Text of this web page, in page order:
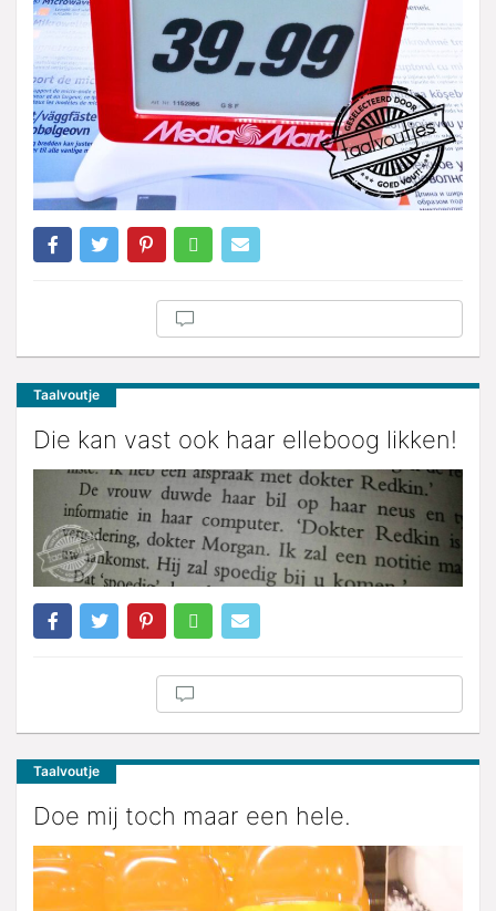
Taalvoutje
Die kan vast ook haar elleboog likken!
Taalvoutje
Doe mij toch maar een hele.